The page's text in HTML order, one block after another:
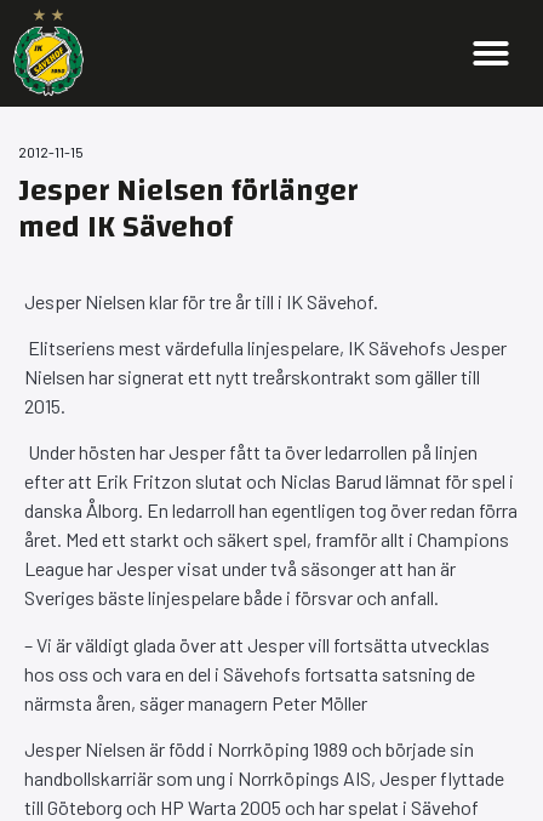
2012-11-15
Jesper Nielsen förlänger
med IK Sävehof
Jesper Nielsen klar för tre år till i IK Sävehof.
Elitseriens mest värdefulla linjespelare, IK Sävehofs Jesper
Nielsen har signerat ett nytt treårskontrakt som gäller till
2015.
Under hösten har Jesper fått ta över ledarrollen på linjen
efter att Erik Fritzon slutat och Niclas Barud lämnat för spel i
danska Ålborg. En ledarroll han egentligen tog över redan förra
året. Med ett starkt och säkert spel, framför allt i Champions
League har Jesper visat under två säsonger att han är
Sveriges bäste linjespelare både i försvar och anfall.
– Vi är väldigt glada över att Jesper vill fortsätta utvecklas
hos oss och vara en del i Sävehofs fortsatta satsning de
närmsta åren, säger managern Peter Möller
Jesper Nielsen är född i Norrköping 1989 och började sin
handbollskarriär som ung i Norrköpings AIS, Jesper flyttade
till Göteborg och HP Warta 2005 och har spelat i Sävehof